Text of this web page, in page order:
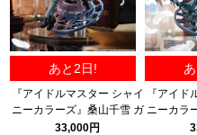
プレミ
電音部
太鼓の達人
あと2日!
『アイドルマスター シャイ
ニーカラーズ』桑山千雪 ガ
ルディエーヌホワイトパー
33,000円
『アイド
ニーカラ
ルディ